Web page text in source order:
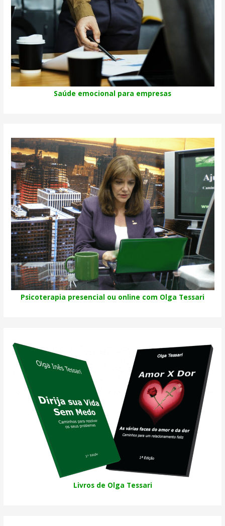
Saúde emocional para empresas
Psicoterapia presencial ou online com Olga Tessari
Livros de Olga Tessari